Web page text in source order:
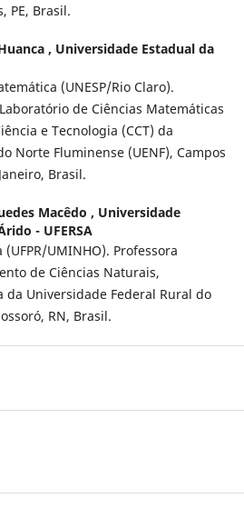
PE, Brasil.
, Universidade Estadual da
(UNESP/Rio Claro).
de Ciências Matemáticas
e Tecnologia (CCT) da
Norte Fluminense (UENF), Campos
Brasil.
Macêdo , Universidade
- UFERSA
UMINHO). Professora
de Ciências Naturais,
da Universidade Federal Rural do
RN, Brasil.